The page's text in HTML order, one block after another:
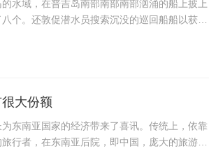
水域，在普吉岛南部南部南部汹涌的船上披上
个。还敦促潜水员搜索沉没的巡回船船以获得
大份额
东南亚国家的经济带来了喜讯。传统上，依靠
行者，在东南亚后院，即中国，庞大的旅游市